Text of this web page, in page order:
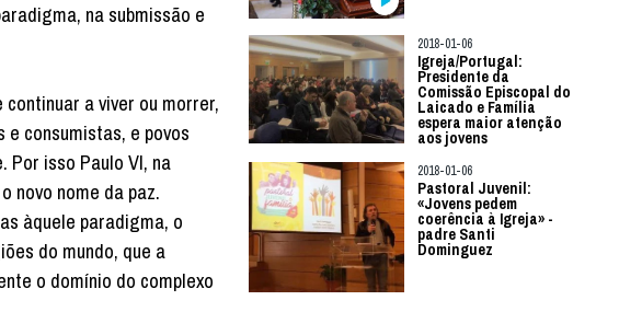
na submissão e
a viver ou morrer,
consumistas, e povos
Por isso Paulo VI, na
novo nome da paz.
àquele paradigma, o
do mundo, que a
o domínio do complexo
2018-01-06
Igreja/Portugal:
Presidente da
Comissão Episcopal do
Laicado e Família
espera maior atenção
aos jovens
2018-01-06
Pastoral Juvenil:
«Jovens pedem
coerência à Igreja» -
padre Santi
Dominguez